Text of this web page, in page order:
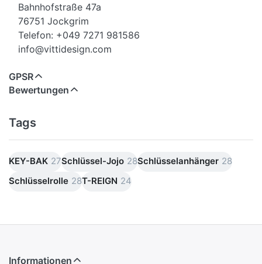
Bahnhofstraße 47a
76751 Jockgrim
Telefon: +049 7271 981586
info@vittidesign.com
GPSR
Bewertungen
Tags
KEY-BAK 27Schlüssel-Jojo 28Schlüsselanhänger 28
Schlüsselrolle 28T-REIGN 24
Informationen